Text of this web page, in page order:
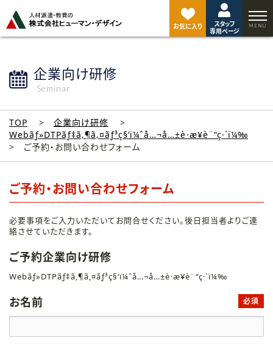
お気に入り
スタッフ
専用ページ
企業向け研修
Seminar
TOP
企業向け研修
Webãƒ»DTPãƒ‡ã‚¶ã‚¤ãƒ³ç§‘ï¼ˆå…¬å…±è·æ¥­è¨“ç·´ï¼‰
ご予約・お問い合わせフォーム
ご予約・お問い合わせフォーム
必要事項をご入力いただいてお問合せください。後日担当者よりご連
絡させていただきます。
ご予約企業向け研修
Webãƒ»DTPãƒ‡ã‚¶ã‚¤ãƒ³ç§‘ï¼ˆå…¬å…±è·æ¥­è¨“ç·´ï¼‰
お名前 必須
ジ
ト